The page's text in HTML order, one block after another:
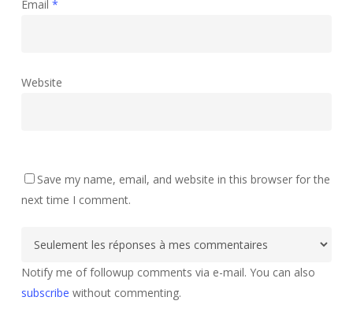
Email *
Website
Save my name, email, and website in this browser for the
next time I comment.
Notify me of followup comments via e-mail. You can also
subscribe without commenting.